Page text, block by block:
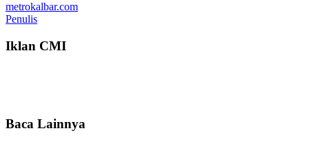
metrokalbar.com
Penulis
Iklan CMI
Baca Lainnya